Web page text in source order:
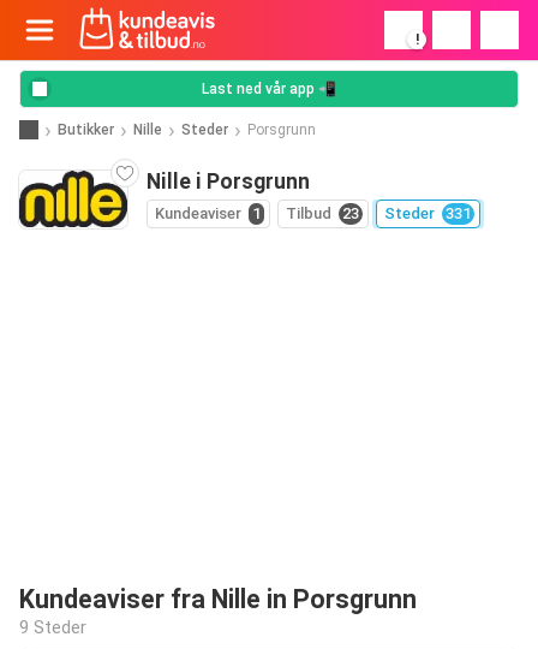
!
Last ned vår app 📲
Butikker Nille Steder Porsgrunn
Nille i Porsgrunn
Kundeaviser 1 Tilbud 23 Steder 331
Kundeaviser fra Nille in Porsgrunn
9 Steder